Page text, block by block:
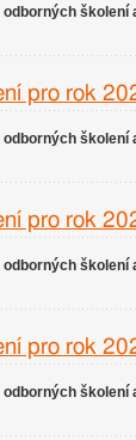
školení
pro rok
školení
pro rok
školení
pro rok
školení